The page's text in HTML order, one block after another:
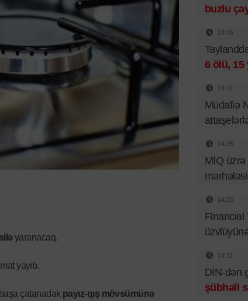
yaranacaq.
yayıb.
çatanadək payız-qış mövsümünə
buzlu
14:46
6 ölü, 15
14:41
Müdafiə
14:35
MİQ üzrə
mərhələsi
14:30
Financial
14:11
DİN-dən
şübhəli